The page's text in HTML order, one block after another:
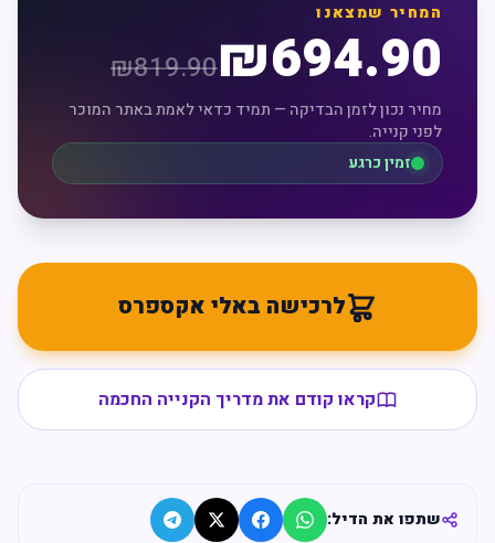
המחיר שמצאנו
₪694.90
₪819.90
מחיר נכון לזמן הבדיקה — תמיד כדאי לאמת באתר המוכר
לפני קנייה.
זמין כרגע
לרכישה באלי אקספרס
קראו קודם את מדריך הקנייה החכמה
שתפו את הדיל: